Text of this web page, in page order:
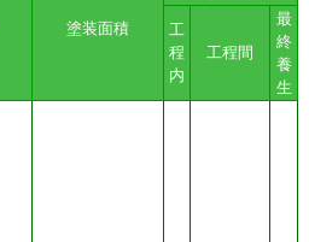
塗装面積
工
程
内
工程間
最
終
養
生